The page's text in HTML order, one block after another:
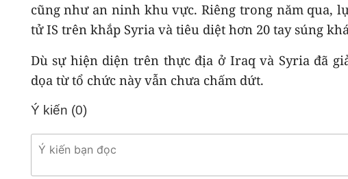
cũng như an ninh khu vực. Riêng trong năm qua,
tử IS trên khắp Syria và tiêu diệt hơn 20 tay súng
Dù sự hiện diện trên thực địa ở Iraq và Syria đã
dọa từ tổ chức này vẫn chưa chấm dứt.
Ý kiến (0)